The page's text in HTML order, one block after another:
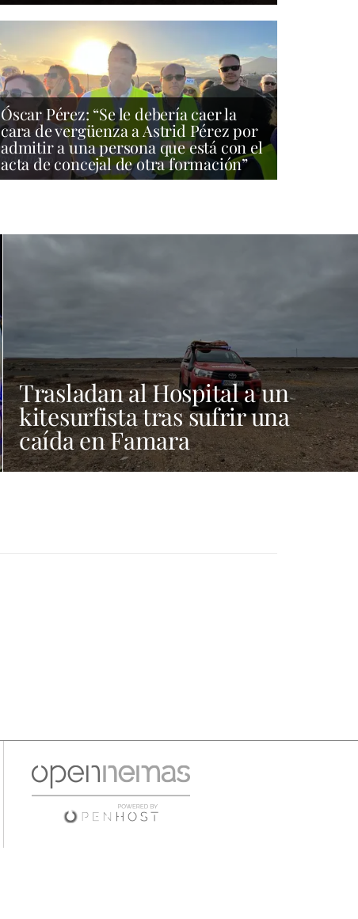
Óscar Pérez: “Se le debería caer la
cara de vergüenza a Astrid Pérez por
admitir a una persona que está con el
acta de concejal de otra formación”
Trasladan al Hospital a un
kitesurfista tras sufrir una
caída en Famara